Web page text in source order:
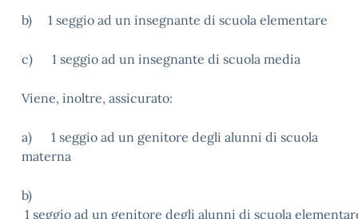
b) 1 seggio ad un insegnante di scuola elementare
c) 1 seggio ad un insegnante di scuola media
Viene, inoltre, assicurato:
a) 1 seggio ad un genitore degli alunni di scuola
materna
b)
1 seggio ad un genitore degli alunni di scuola